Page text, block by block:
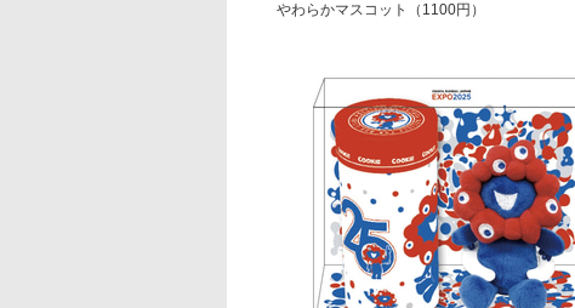
やわらかマスコット（1100円）